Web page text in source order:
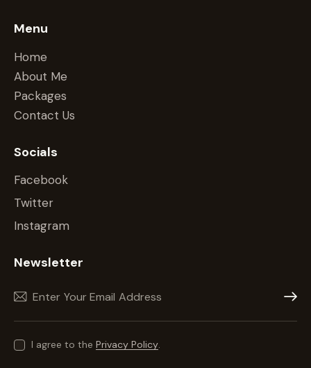
Menu
Home
About Me
Packages
Contact Us
Socials
Facebook
Twitter
Instagram
Newsletter
I agree to the Privacy Policy.